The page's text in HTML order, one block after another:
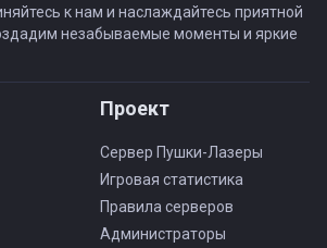
к нам и наслаждайтесь приятной
незабываемые моменты и яркие
Проект
Сервер Пушки-Лазеры
Игровая статистика
Правила серверов
Администраторы